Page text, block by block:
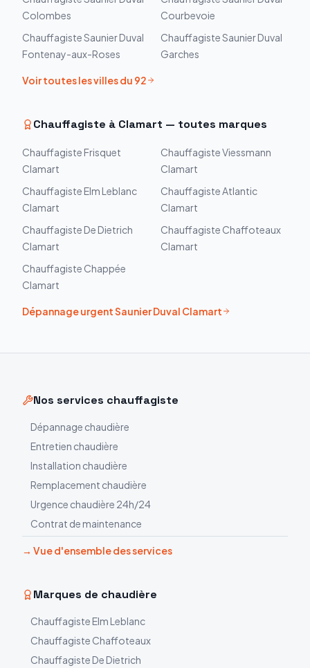
Colombes
Courbevoie
ChauffagisteSaunier Duval
Fontenay-aux-Roses
ChauffagisteSaunier Duval
Garches
Voir toutes les villes du 92
Chauffagiste à Clamart — toutes marques
Chauffagiste Frisquet
Clamart
ChauffagisteViessmann
Clamart
Chauffagiste Elm Leblanc
Clamart
ChauffagisteAtlantic
Clamart
Chauffagiste De Dietrich
Clamart
Chauffagiste Chaffoteaux
Clamart
Chauffagiste Chappée
Clamart
Dépannage urgentSaunier Duval Clamart
Nos services chauffagiste
Dépannage chaudière
Entretien chaudière
Installation chaudière
Remplacement chaudière
Urgence chaudière 24h/24
Contrat de maintenance
→ Vue d'ensemble des services
Marques de chaudière
Chauffagiste Elm Leblanc
Chauffagiste Chaffoteaux
Chauffagiste De Dietrich